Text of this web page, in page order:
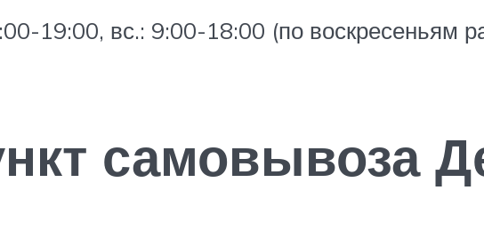
19:00, вс.: 9:00-18:00 (по воскресеньям
самовывоза